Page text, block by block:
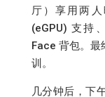
厅）享用两
(eGPU) 支持
Face 背包。最
训。
几分钟后，下